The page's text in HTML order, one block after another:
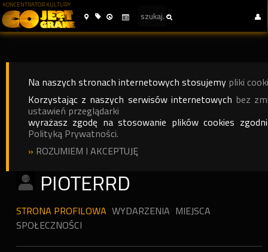
KONCENTRATOR KULTURY
Na naszych stronach internetowych stosujemy pliki
Korzystając z naszych serwisów internetowych bez
ustawień przeglądarki
wyrażasz zgodę na stosowanie plików cookies
Polityką Prywatności.
» ROZUMIEM I AKCEPTUJĘ
PIOTERRD
STRONA PROFILOWA WYDARZENIA MIEJSCA
SPOŁECZNOŚCI